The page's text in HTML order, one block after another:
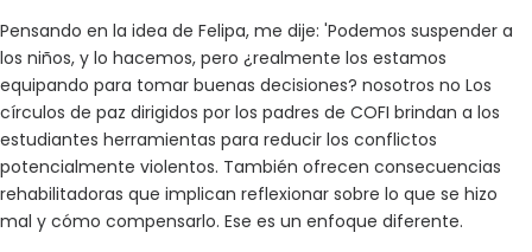
Pensando en la idea de Felipa, me dije: 'Podemos suspender a
los niños, y lo hacemos, pero ¿realmente los estamos
equipando para tomar buenas decisiones? nosotros no Los
círculos de paz dirigidos por los padres de COFI brindan a los
estudiantes herramientas para reducir los conflictos
potencialmente violentos. También ofrecen consecuencias
rehabilitadoras que implican reflexionar sobre lo que se hizo
mal y cómo compensarlo. Ese es un enfoque diferente.